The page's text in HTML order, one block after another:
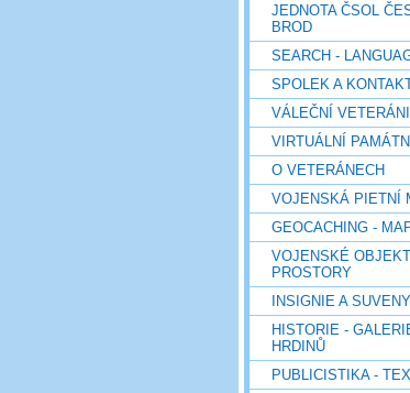
JEDNOTA ČSOL
BROD
SEARCH -
SPOLEK A
VÁLEČNÍ VETERÁNI
VIRTUÁLNÍ
O VETERÁNECH
VOJENSKÁ PIETNÍ
GEOCACHING -
VOJENSKÉ
PROSTORY
INSIGNIE A
HISTORIE -
HRDINŮ
PUBLICISTIKA -